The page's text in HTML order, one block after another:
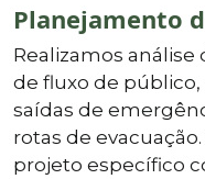
Planejamento
Realizamos
de fluxo de
saídas de
rotas de
projeto específico